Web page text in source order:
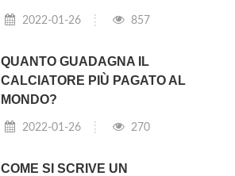
2022-01-26 857
QUANTO GUADAGNA IL
CALCIATORE PIÙ PAGATO AL
MONDO?
2022-01-26 270
COME SI SCRIVE UN